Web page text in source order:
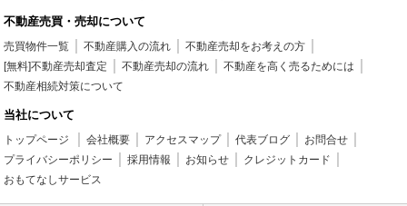
不動産売買・売却について
売買物件一覧 不動産購入の流れ
不動産売却をお考えの方
[無料]不動産売却査定
不動産売却の流れ
不動産を高く売るためには
不動産相続対策について
当社について
トップページ 会社概要 アクセスマップ 代表ブログ
お問合せ
プライバシーポリシー
採用情報 お知らせ
クレジットカード
おもてなしサービス